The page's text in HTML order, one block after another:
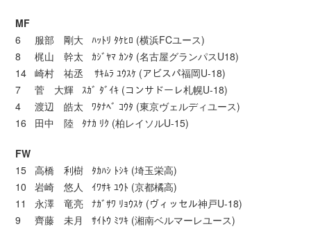
MF
6 服部 剛大 ﾊｯﾄﾘ ﾀｹﾋﾛ (横浜FCユース)
8 梶山 幹太 ｶｼﾞﾔﾏ ｶﾝﾀ (名古屋グランパスU18)
14 崎村 祐丞 ｻｷﾑﾗ ﾕｳｽｹ (アビスパ福岡U-18)
7 菅 大輝 ｽｶﾞ ﾀﾞｲｷ (コンサドーレ札幌U-18)
4 渡辺 皓太 ﾜﾀﾅﾍﾞ ｺｳﾀ (東京ヴェルディユース)
16 田中 陸 ﾀﾅｶ ﾘｸ (柏レイソルU-15)
FW
15 高橋 利樹 ﾀｶﾊｼ ﾄｼｷ (埼玉栄高)
10 岩崎 悠人 ｲﾜｻｷ ﾕｳﾄ (京都橘高)
11 永澤 竜亮 ﾅｶﾞｻﾜ ﾘｮｳｽｹ (ヴィッセル神戸U-18)
9 齊藤 未月 ｻｲﾄｳ ﾐﾂｷ (湘南ベルマーレユース)